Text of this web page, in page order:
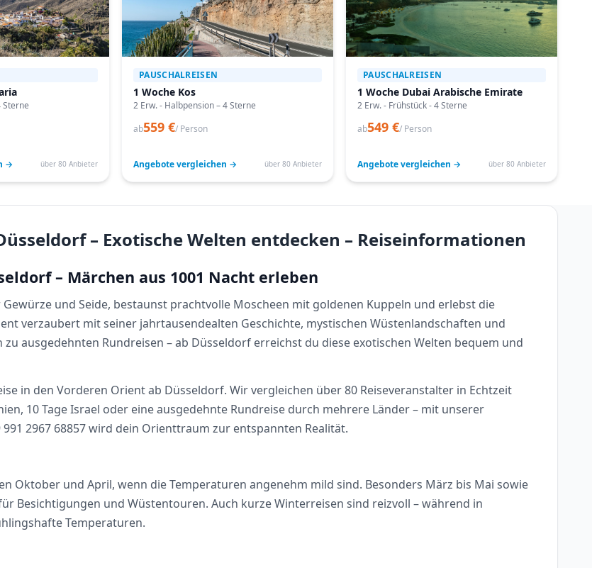
Sterne
→ über 80 Anbieter
PAUSCHALREISEN
1 Woche Kos
2 Erw. - Halbpension – 4 Sterne
ab559 €/ Person
Angebote vergleichen → über 80 Anbieter
PAUSCHALREISEN
1 Woche Dubai Arabische Emirate
2 Erw. - Frühstück - 4 Sterne
ab549 €/ Person
Angebote vergleichen → über 80 Anbieter
– Exotische Welten entdecken – Reiseinformationen
– Märchen aus 1001 Nacht erleben
und Seide, bestaunst prachtvolle Moscheen mit goldenen Kuppeln und erlebst die
verzaubert mit seiner jahrtausendealten Geschichte, mystischen Wüstenlandschaften und
ausgedehnten Rundreisen – ab Düsseldorf erreichst du diese exotischen Welten bequem und
in den Vorderen Orient ab Düsseldorf. Wir vergleichen über 80 Reiseveranstalter in Echtzeit
10 Tage Israel oder eine ausgedehnte Rundreise durch mehrere Länder – mit unserer
2967 68857 wird dein Orienttraum zur entspannten Realität.
Oktober und April, wenn die Temperaturen angenehm mild sind. Besonders März bis Mai sowie
Besichtigungen und Wüstentouren. Auch kurze Winterreisen sind reizvoll – während in
Temperaturen.